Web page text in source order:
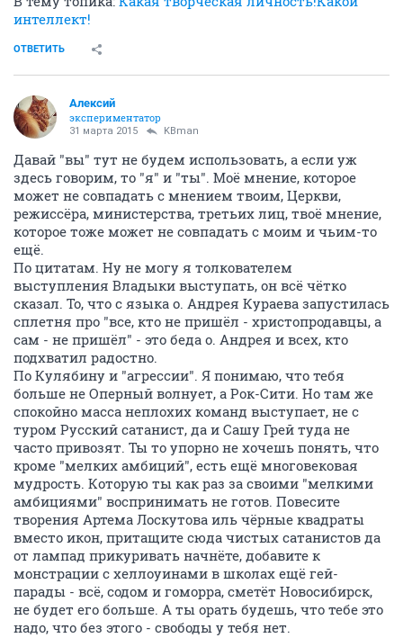
интеллект!
ОТВЕТИТЬ
Алексий
экспериментатор
31 марта 2015 KBman
Давай "вы" тут не будем использовать, а если уж
здесь говорим, то "я" и "ты". Моё мнение, которое
может не совпадать с мнением твоим, Церкви,
режиссёра, министерства, третьих лиц, твоё мнение,
которое тоже может не совпадать с моим и чьим-то
ещё.
По цитатам. Ну не могу я толкователем
выступления Владыки выступать, он всё чётко
сказал. То, что с языка о. Андрея Кураева запустилась
сплетня про "все, кто не пришёл - христопродавцы, а
сам - не пришёл" - это беда о. Андрея и всех, кто
подхватил радостно.
По Кулябину и "агрессии". Я понимаю, что тебя
больше не Оперный волнует, а Рок-Сити. Но там же
спокойно масса неплохих команд выступает, не с
туром Русский сатанист, да и Сашу Грей туда не
часто привозят. Ты то упорно не хочешь понять, что
кроме "мелких амбиций", есть ещё многовековая
мудрость. Которую ты как раз за своими "мелкими
амбициями" воспринимать не готов. Повесите
творения Артема Лоскутова иль чёрные квадраты
вместо икон, притащите сюда чистых сатанистов да
от лампад прикуривать начнёте, добавите к
монстрации с хеллоуинами в школах ещё гей-
парады - всё, содом и гоморра, сметёт Новосибирск,
не будет его больше. А ты орать будешь, что тебе это
надо, что без этого - свободы у тебя нет.